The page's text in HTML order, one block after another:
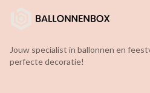
Jouw specialist in ballonnen en
perfecte decoratie!